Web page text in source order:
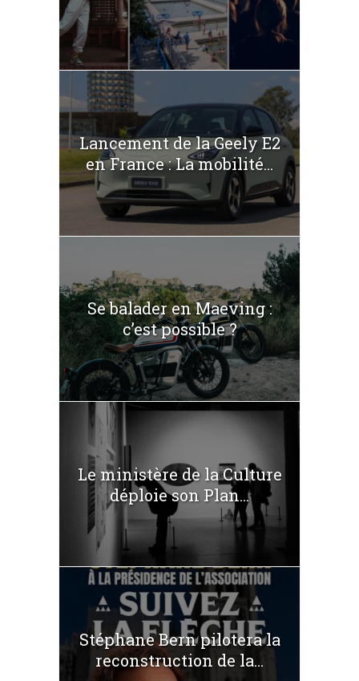
Lancement de la Geely E2
en France : La mobilité...
Se balader en Maeving :
c’est possible ?
Le ministère de la Culture
déploie son Plan...
Stéphane Bern pilotera la
reconstruction de la...